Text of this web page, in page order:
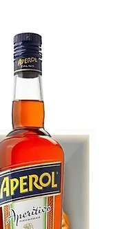
garen.
Garzeit umrühren.
halben Packung)
aus der Verpackung
8–10 Minutenbraten.
bei Bedarf Hitze